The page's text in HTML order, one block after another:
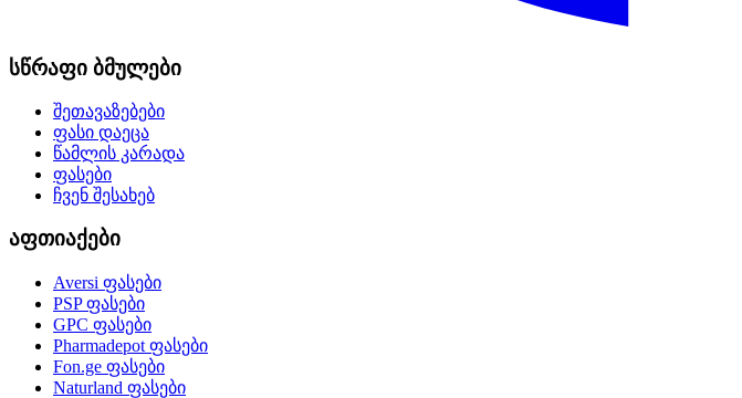
სწრაფი ბმულები
შეთავაზებები
ფასი დაეცა
წამლის კარადა
ფასები
ჩვენ შესახებ
აფთიაქები
Aversi ფასები
PSPფასები
GPC ფასები
Pharmadepot ფასები
Fon.ge ფასები
Naturland ფასები